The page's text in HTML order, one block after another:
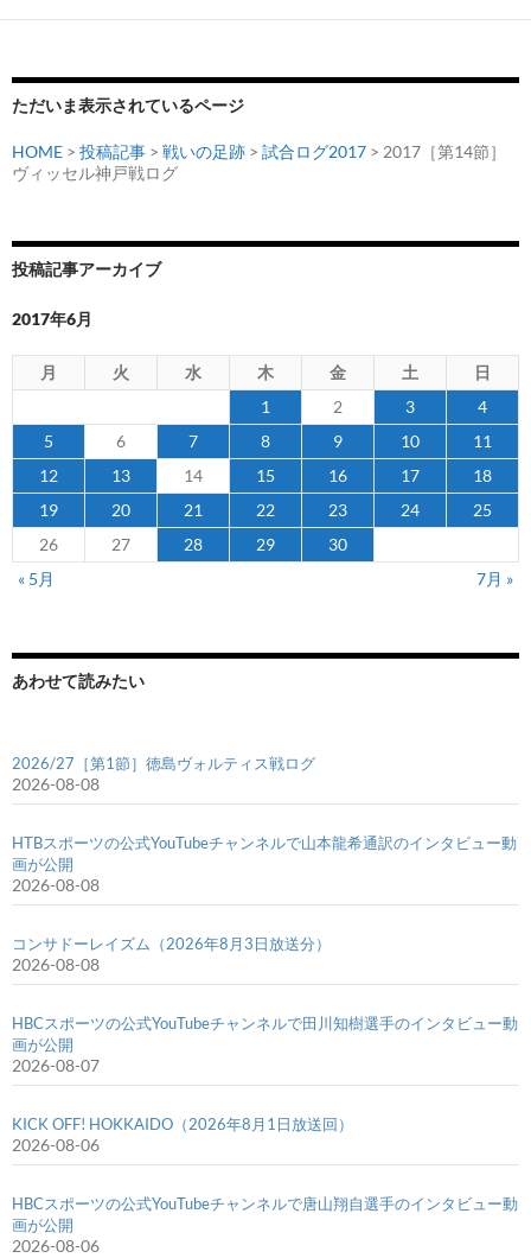
ー
ョ
ン
ただいま表示されているページ
HOME > 投稿記事 > 戦いの足跡 > 試合ログ2017 > 2017［第14節］
ヴィッセル神戸戦ログ
投稿記事アーカイブ
2017年6月
月 火 水 木 金 土
日
1
2 3
4
5
6 7 8 9 10
11
12
13 14 15 16 17
18
19
20 21 22 23 24
25
26
27 28 29
30
« 5月
7月 »
あわせて読みたい
2026/27［第1節］徳島ヴォルティス戦ログ
2026-08-08
HTBスポーツの公式YouTubeチャンネルで山本龍希通訳のインタビュー動
画が公開
2026-08-08
コンサドーレイズム（2026年8月3日放送分）
2026-08-08
HBCスポーツの公式YouTubeチャンネルで田川知樹選手のインタビュー動
画が公開
2026-08-07
KICK OFF! HOKKAIDO（2026年8月1日放送回）
2026-08-06
HBCスポーツの公式YouTubeチャンネルで唐山翔自選手のインタビュー動
画が公開
2026-08-06